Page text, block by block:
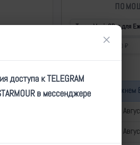
Тушки Mavic3Pro для
430 000 ₽
Война на Ближнем
Сводка за 06
Сводка за 05
×
доступа к TELEGRAM
в мессенджере